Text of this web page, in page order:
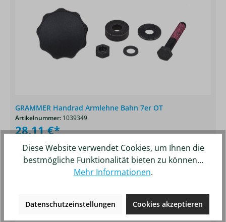
GRAMMER Handrad Armlehne Bahn 7er OT
Artikelnummer: 1039349
28,11 €*
Details Merken
Diese Website verwendet Cookies, um Ihnen die
bestmögliche Funktionalität bieten zu können...
Mehr Informationen.
Datenschutzeinstellungen Cookies akzeptieren